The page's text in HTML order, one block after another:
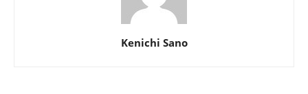
Kenichi Sano